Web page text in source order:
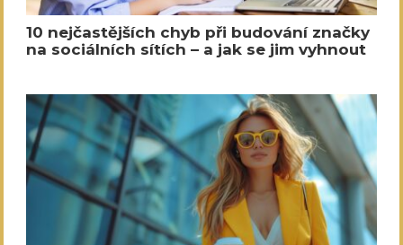
10 nejčastějších chyb při budování značky
na sociálních sítích – a jak se jim vyhnout